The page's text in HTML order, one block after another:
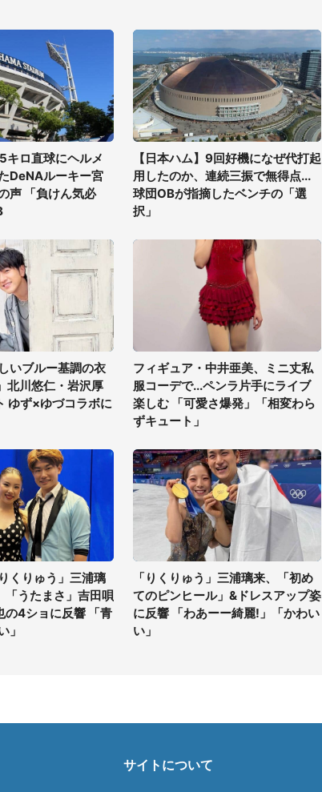
キロ直球にヘルメ
DeNAルーキー宮
声 「負けん気必
【日本ハム】9回好機になぜ代打起
用したのか、連続三振で無得点...
球団OBが指摘したベンチの「選
択」
いブルー基調の衣
北川悠仁・岩沢厚
ゆず×ゆづコラボに
フィギュア・中井亜美、ミニ丈私
服コーデで...ペンラ片手にライブ
楽しむ 「可愛さ爆発」「相変わら
ずキュート」
くりゅう」三浦璃
「うたまさ」吉田唄
の4ショに反響 「青
」
「りくりゅう」三浦璃来、「初め
てのピンヒール」&ドレスアップ姿
に反響 「わあーー綺麗!」「かわい
い」
サイトについて